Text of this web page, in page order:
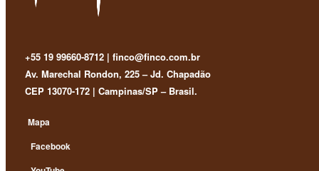
+55 19 99660-8712 | finco@finco.com.br
Av. Marechal Rondon, 225 – Jd. Chapadão
CEP 13070-172 | Campinas/SP – Brasil.
Mapa
Facebook